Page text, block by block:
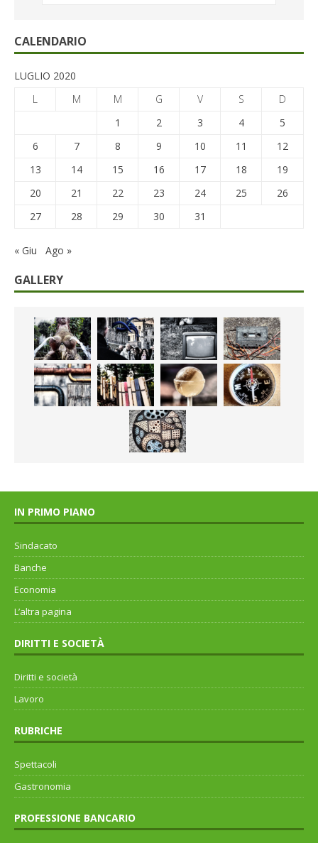
CALENDARIO
LUGLIO 2020
L
M M G V S
D
1
2 3 4
5
6
7 8 9 10 11
12
13
14 15 16 17 18
19
20
21 22 23 24 25
26
27
28 29 30 31
« Giu Ago »
GALLERY
IN PRIMO PIANO
Sindacato
Banche
Economia
L’altra pagina
DIRITTI E SOCIETÀ
Diritti e società
Lavoro
RUBRICHE
Spettacoli
Gastronomia
PROFESSIONE BANCARIO